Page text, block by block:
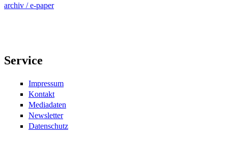
archiv / e-paper
Service
Impressum
Kontakt
Mediadaten
Newsletter
Datenschutz